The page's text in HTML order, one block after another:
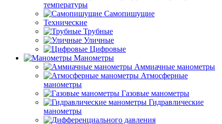
температуры
Самопишущие
Технические
Трубные
Уличные
Цифровые
Манометры
Аммиачные манометры
Атмосферные
манометры
Газовые манометры
Гидравлические
манометры